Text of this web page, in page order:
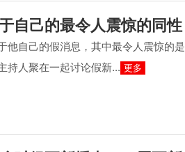
自己的最令人震惊的同性
他自己的假消息，其中最令人震惊的是
持人聚在一起讨论假新... 更多